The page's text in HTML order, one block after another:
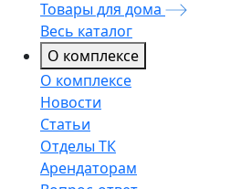
Товары для дома
Весь каталог
О комплексе
О комплексе
Новости
Статьи
Отделы ТК
Арендаторам